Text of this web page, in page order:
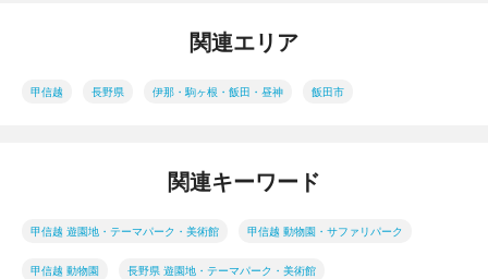
関連エリア
甲信越 長野県 伊那・駒ヶ根・飯田・昼神 飯田市
関連キーワード
甲信越 遊園地・テーマパーク・美術館 甲信越 動物園・サファリパーク
甲信越 動物園 長野県 遊園地・テーマパーク・美術館